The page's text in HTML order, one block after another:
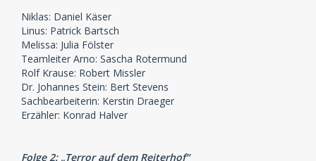
Niklas: Daniel Käser
Linus: Patrick Bartsch
Melissa: Julia Fölster
Teamleiter Arno: Sascha Rotermund
Rolf Krause: Robert Missler
Dr. Johannes Stein: Bert Stevens
Sachbearbeiterin: Kerstin Draeger
Erzähler: Konrad Halver
Folge 2: „Terror auf dem Reiterhof“